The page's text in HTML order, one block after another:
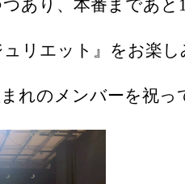
あり、本番まであと
リエット』をお楽し
れのメンバーを祝っ